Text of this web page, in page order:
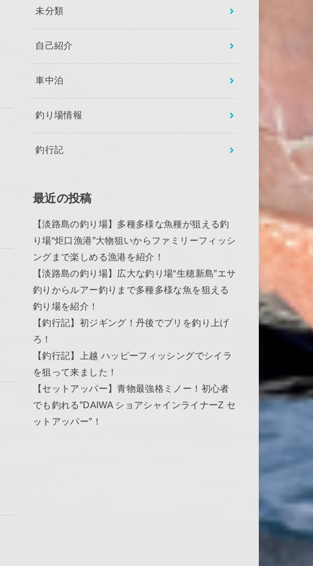
未分類
自己紹介
車中泊
釣り場情報
釣行記
最近の投稿
【淡路島の釣り場】多種多様な魚種が狙える釣
り場“炬口漁港”大物狙いからファミリーフィッシ
ングまで楽しめる漁港を紹介！
【淡路島の釣り場】広大な釣り場“生穂新島”エサ
釣りからルアー釣りまで多種多様な魚を狙える
釣り場を紹介！
【釣行記】初ジギング！丹後でブリを釣り上げ
ろ！
【釣行記】上越 ハッピーフィッシングでシイラ
を狙って来ました！
【セットアッパー】青物最強格ミノー！初心者
でも釣れる”DAIWA ショアシャインライナーZ セ
ットアッパー”！